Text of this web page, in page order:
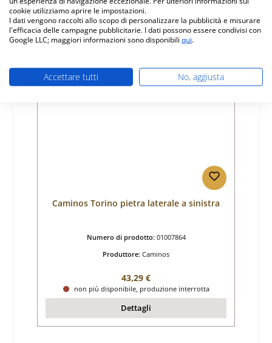
non più disponibile, produzione interrotta
Dettagli
Esaurito
Caminos Torino pietra laterale a sinistra
Numero di prodotto: 01007864
Produttore: Caminos
Prezzo normale:
43,29 €
non più disponibile, produzione interrotta
Dettagli
cookie utilizziamo aprire le impostazioni.
I dati vengono raccolti allo scopo di personalizzare la pubblicità e misurare
l'efficacia delle campagne pubblicitarie. I dati possono essere condivisi con
Google LLC; maggiori informazioni sono disponibili qui.
Accettare tutti No, aggiusta